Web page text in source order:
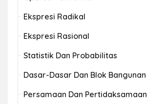
Ekspresi Radikal
Ekspresi Rasional
Statistik Dan Probabilitas
Dasar-Dasar Dan Blok Bangunan
Persamaan Dan Pertidaksamaan